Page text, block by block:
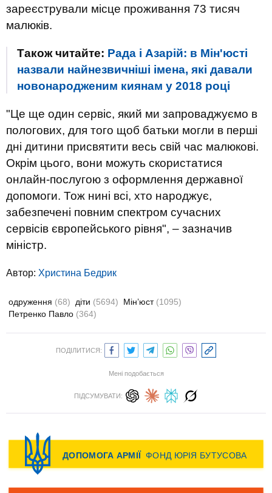
зареєстрували місце проживання 73 тисяч
малюків.
Також читайте: Рада і Азарій: в Мін'юсті
назвали найнезвичніші імена, які давали
новонародженим киянам у 2018 році
"Це ще один сервіс, який ми запроваджуємо в
пологових, для того щоб батьки могли в перші
дні дитини присвятити весь свій час малюкові.
Окрім цього, вони можуть скористатися
онлайн-послугою з оформлення державної
допомоги. Тож нині всі, хто народжує,
забезпечені повним спектром сучасних
сервісів європейського рівня", – зазначив
міністр.
Автор: Христина Бедрик
одруження (68) діти (5694) Мін’юст (1095)
Петренко Павло (364)
ПОДІЛИТИСЯ:
Мені подобається
ПІДСУМУВАТИ: